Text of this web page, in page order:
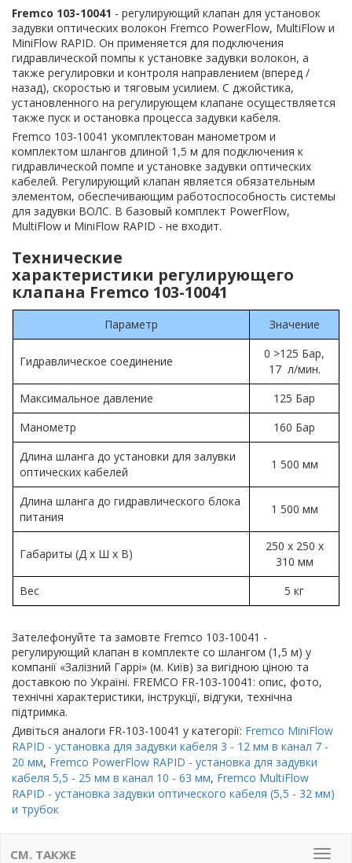
Fremco 103-10041 - регулирующий клапан для установок
задувки оптических волокон Fremco PowerFlow, MultiFlow и
MiniFlow RAPID. Он применяется для подключения
гидравлической помпы к установке задувки волокон, а
также регулировки и контроля направлением (вперед /
назад), скоростью и тяговым усилием. С джойстика,
установленного на регулирующем клапане осуществляется
также пуск и остановка процесса задувки кабеля.
Fremco 103-10041 укомплектован манометром и
комплектом шлангов длиной 1,5 м для подключения к
гидравлической помпе и установке задувки оптических
кабелей. Регулирующий клапан является обязательным
элементом, обеспечивающим работоспособность системы
для задувки ВОЛС. В базовый комплект PowerFlow,
MultiFlow и MiniFlow RAPID - не входит.
Технические
характеристики регулирующего
клапана Fremco 103-10041
Параметр Значение
Гидравлическое соединение
0 >125 Бар,
17 л/мин.
Максимальное давление
125 Бар
Манометр
160 Бар
Длина шланга до установки для залувки
оптических кабелей
1 500 мм
Длина шланга до гидравлического блока
питания
1 500 мм
Габариты (Д х Ш х В)
250 х 250 х
310 мм
Вес
5 кг
Зателефонуйте та замовте Fremco 103-10041 -
регулирующий клапан в комплекте со шлангом (1,5 м) у
компанії «Залізний Гаррі» (м. Київ) за вигідною ціною та
доставкою по Україні. FREMCO FR-103-10041: опис, фото,
технічні характеристики, інструкції, відгуки, технічна
підтримка.
Дивіться аналоги FR-103-10041 у категорії: Fremco MiniFlow
RAPID - установка для задувки кабеля 3 - 12 мм в канал 7 -
20 мм, Fremco PowerFlow RAPID - установка для задувки
кабеля 5,5 - 25 мм в канал 10 - 63 мм, Fremco MultiFlow
RAPID - установка задувки оптического кабеля (5,5 - 32 мм)
и трубок
Меню
СМ. ТАКЖЕ